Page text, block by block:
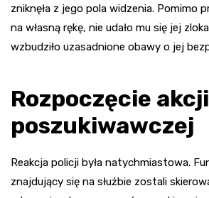
zniknęła z jego pola widzenia. Pomimo
na własną rękę, nie udało mu się jej
wzbudziło uzasadnione obawy o jej
Rozpoczęcie akcji
poszukiwawczej
Reakcja policji była natychmiastowa.
znajdujący się na służbie zostali